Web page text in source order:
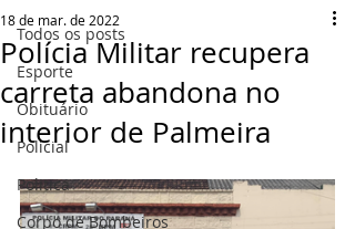
Todos os posts
Esporte
Obituário
Policial
Politica
Corpo de Bombeiros
Polícia Militar recupera
carreta abandona no
interior de Palmeira
18 de mar. de 2022